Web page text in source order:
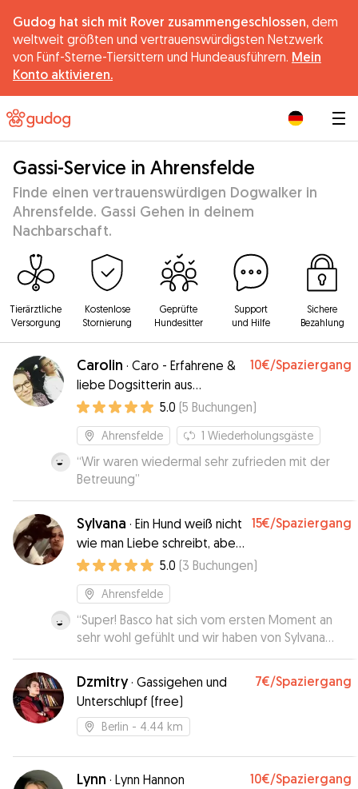
Gudog hat sich mit Rover zusammengeschlossen, dem
weltweit größten und vertrauenswürdigsten Netzwerk
von Fünf-Sterne-Tiersittern und Hundeausführern. Mein
Konto aktivieren.
Gassi-Service in Ahrensfelde
Finde einen vertrauenswürdigen Dogwalker in
Ahrensfelde. Gassi Gehen in deinem
Nachbarschaft.
Tierärztliche
Versorgung
Kostenlose
Stornierung
Geprüfte
Hundesitter
Support
und Hilfe
Sichere
Bezahlung
Carolin · Caro - Erfahrene &
liebe Dogsitterin aus
Ahrensfelde
10€/Spaziergang
5.0 (5 Buchungen)
Ahrensfelde 1 Wiederholungsgäste
“Wir waren wiedermal sehr zufrieden mit der
Betreuung”
Sylvana · Ein Hund weiß nicht
wie man Liebe schreibt, aber
er weiß wie man sie täglich
zeigt!
15€/Spaziergang
5.0 (3 Buchungen)
Ahrensfelde
“Super! Basco hat sich vom ersten Moment an
sehr wohl gefühlt und wir haben von Sylvana
immer Updates bekommen. Wir waren voll und
ganz zufrieden. Sehr gern wieder!”
Dzmitry· Gassigehen und
Unterschlupf (free)
7€/Spaziergang
Berlin - 4.44 km
Lynn · Lynn Hannon 10€/Spaziergang